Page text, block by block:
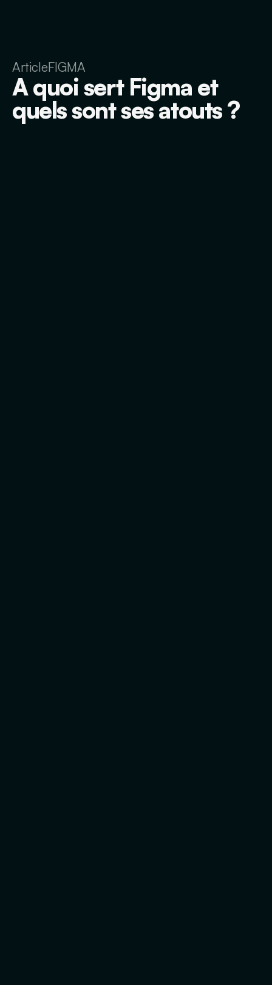
ArticleFIGMA
A quoi sert Figma et
quels sont ses atouts ?